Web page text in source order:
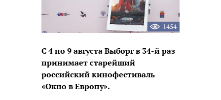
1454
С 4 по 9 августа Выборг в 34-й раз
принимает старейший
российский кинофестиваль
«Окно в Европу».